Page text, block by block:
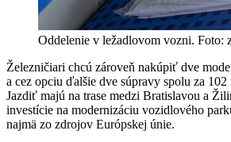
Oddelenie v ležadlovom vozni. Foto:
Železničiari chcú zároveň nakúpiť dve
a cez opciu ďalšie dve súpravy spolu za
Jazdiť majú na trase medzi Bratislavou a
investície na modernizáciu vozidlového
najmä zo zdrojov Európskej únie.